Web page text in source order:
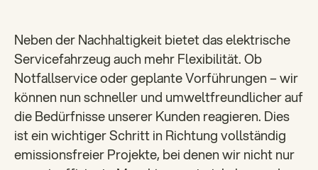
Neben der Nachhaltigkeit bietet das elektrische
Servicefahrzeug auch mehr Flexibilität. Ob
Notfallservice oder geplante Vorführungen – wir
können nun schneller und umweltfreundlicher auf
die Bedürfnisse unserer Kunden reagieren. Dies
ist ein wichtiger Schritt in Richtung vollständig
emissionsfreier Projekte, bei denen wir nicht nur